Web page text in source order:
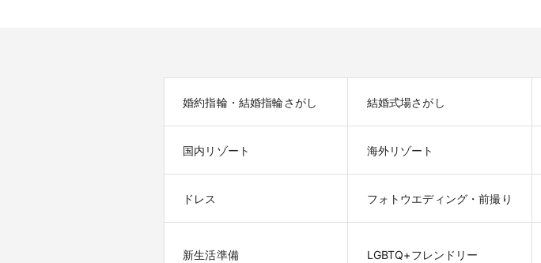
婚約指輪・結婚指輪さがし 結婚式場さがし
国内リゾート 海外リゾート
ドレス フォトウエディング・前撮り
新生活準備 LGBTQ+フレンドリー